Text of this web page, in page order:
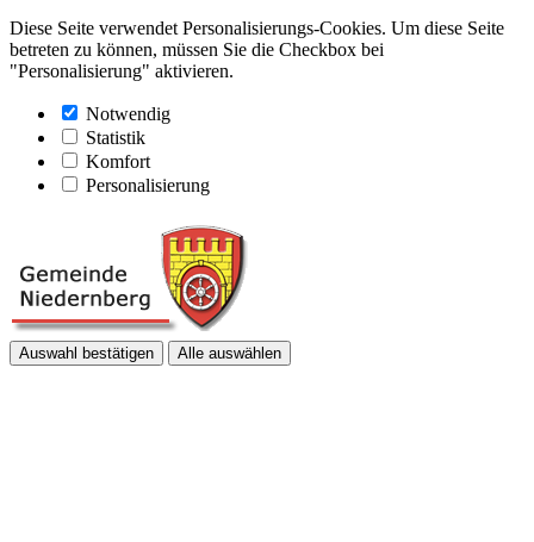
Diese Seite verwendet Personalisierungs-Cookies. Um diese Seite
betreten zu können, müssen Sie die Checkbox bei
"Personalisierung" aktivieren.
Notwendig
Statistik
Komfort
Personalisierung
Auswahl bestätigen Alle auswählen